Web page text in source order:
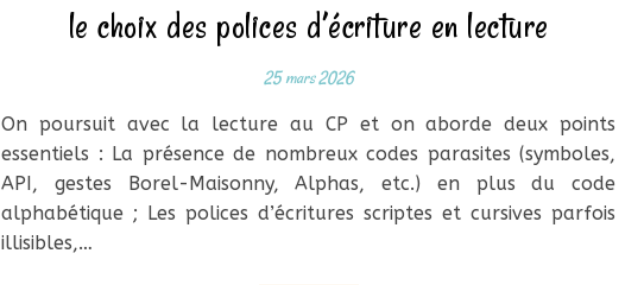
le choix des polices d’écriture en lecture
25 mars 2026
On poursuit avec la lecture au CP et on aborde deux points
essentiels : La présence de nombreux codes parasites (symboles,
API, gestes Borel-Maisonny, Alphas, etc.) en plus du code
alphabétique ; Les polices d’écritures scriptes et cursives parfois
illisibles,…